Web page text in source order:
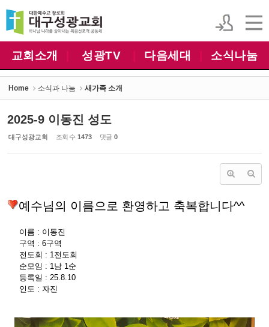
교회소개 성광TV 다음세대 소식나눔
Home 소식과 나눔 새가족 소개
2025-9 이동진 성도
대구성광교회 조회 수 1473 댓글 0
예수님의 이름으로 환영하고 축복합니다^^
이름 : 이동진
구역 : 6구역
전도회 : 1전도회
순모임 : 1남 1순
등록일 : 25.8.10
인도 : 자진